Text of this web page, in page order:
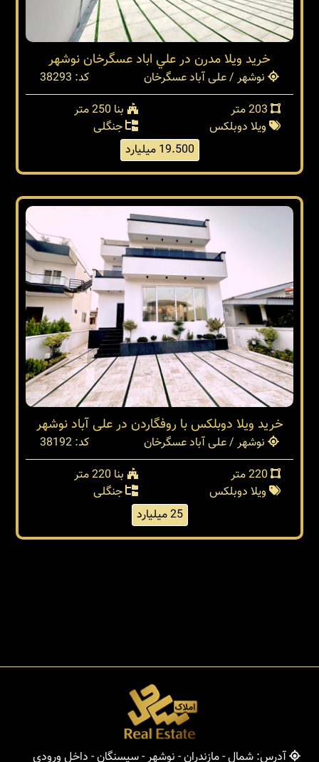
خريد ويلا مدرن در علي اباد عسگرخان نوشهر
نوشهر / علی آباد عسگرخان
کد: 38293
بنا 250 متر
ویلا دوبلکس
جنگلی
19.500 میلیارد
خرید ویلا دوبلکس با روفگاردن در علی آباد نوشهر
نوشهر / علی آباد عسگرخان
کد: 38192
بنا 220 متر
ویلا دوبلکس
جنگلی
25 میلیارد
آدرس: شمال - مازندران - نوشهر - سیسنگان - داخل ورودی